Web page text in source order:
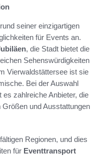
seiner einzigartigen
für Events an.
, die Stadt bietet die
Sehenswürdigkeiten
Vierwaldstättersee ist sie
Bei der Auswahl
es zahlreiche Anbieter, die
Größen und Ausstattungen
Regionen, und dies
für Eventtransport